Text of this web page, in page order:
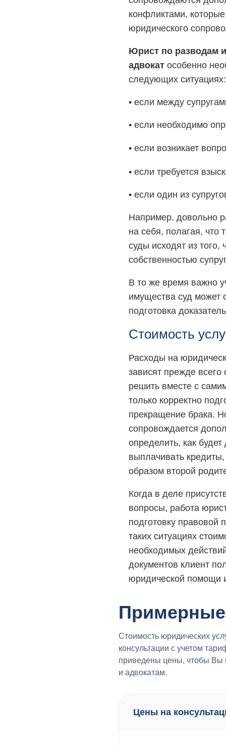
конфликтами,
юридического
Юрист по разводам
адвокат особенно
следующих ситуациях:
• если между
• если необходимо
• если возникает
• если требуется
• если один из
Например, довольно
на себя, полагая, что
суды исходят из
собственностью
В то же время важно
имущества суд может
подготовка
Стоимость
Расходы на
зависят прежде всего
решить вместе с
только корректно
прекращение брака.
сопровождается
определить, как
выплачивать
образом второй
Когда в деле
вопросы, работа
подготовку правовой
таких ситуациях
необходимых
документов клиент
юридической помощи
Примерные
Стоимость юридических
консультации с учетом
приведены цены, чтобы Вы
и адвокатам.
Цены на